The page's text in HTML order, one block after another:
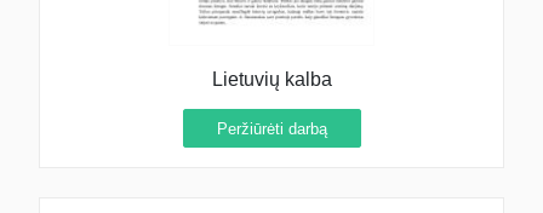
Lietuvių kalba
Peržiūrėti darbą